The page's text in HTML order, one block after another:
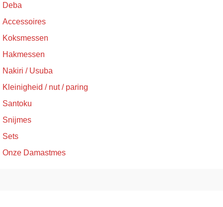
Deba
Accessoires
Koksmessen
Hakmessen
Nakiri / Usuba
Kleinigheid / nut / paring
Santoku
Snijmes
Sets
Onze Damastmes